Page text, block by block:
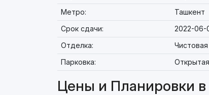
Метро:
Ташкент
Срок сдачи:
2022-06-
Отделка:
Чистовая
Парковка:
Открытая
Цены и Планировки в